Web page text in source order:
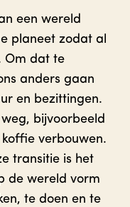
een wereld
planeet zodat al
Om dat te
anders gaan
en bezittingen.
bijvoorbeeld
verbouwen.
transitie is het
de wereld vorm
te doen en te